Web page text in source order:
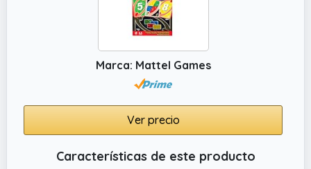
Marca: Mattel Games
Ver precio
Características de este producto